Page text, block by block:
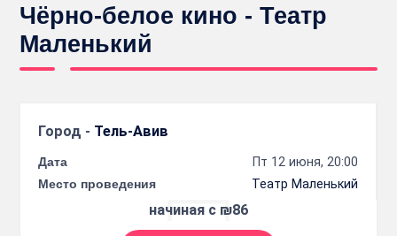
Чёрно-белое кино - Театр
Маленький
Город - Тель-Авив
Дата
Пт 12 июня, 20:00
Место проведения
Театр Маленький
начиная с ₪86